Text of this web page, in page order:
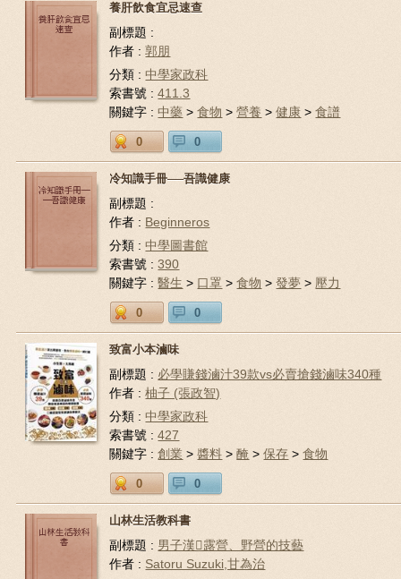
養肝飲食宜忌速查
副標題 :
作者 :郭朋
分類 :中學家政科
索書號 :411.3
關鍵字 :中藥 >食物 >營養 >健康 >食譜
0 0
冷知識手冊──吾識健康
副標題 :
作者 : Beginneros
分類 :中學圖書館
索書號 :390
關鍵字 :醫生 > 口罩 >食物 >發夢 > 壓力
0 0
致富小本滷味
副標題 : 必學賺錢滷汁39款vs必賣搶錢滷味340種
作者 :柚子 (張政智)
分類 :中學家政科
索書號 :427
關鍵字 :創業 >醬料 >醃 >保存 >食物
0 0
山林生活教科書
副標題 : 男子漢露營、野營的技藝
作者 : Satoru Suzuki,甘為治